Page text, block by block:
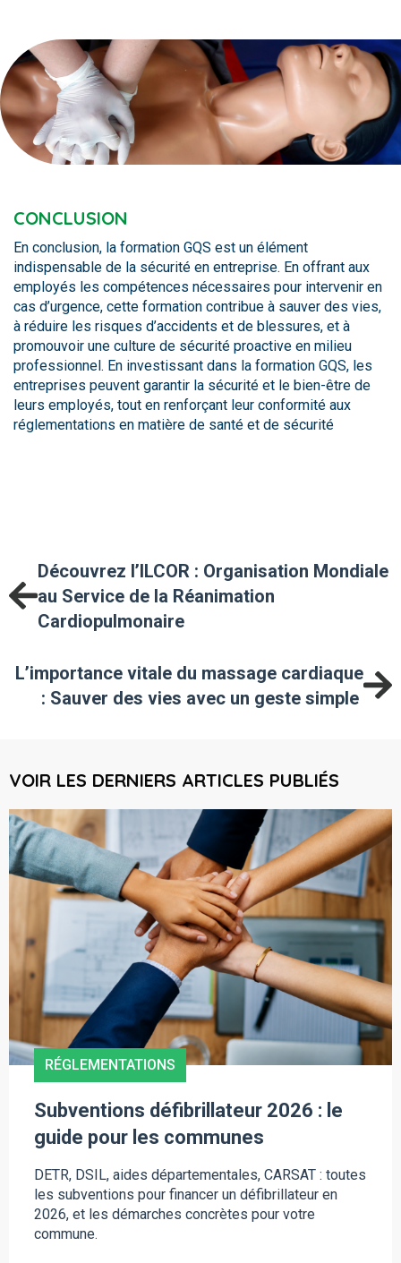
CONCLUSION
En conclusion, la formation GQS est un élément
indispensable de la sécurité en entreprise. En offrant aux
employés les compétences nécessaires pour intervenir en
cas d’urgence, cette formation contribue à sauver des vies,
à réduire les risques d’accidents et de blessures, et à
promouvoir une culture de sécurité proactive en milieu
professionnel. En investissant dans la formation GQS, les
entreprises peuvent garantir la sécurité et le bien-être de
leurs employés, tout en renforçant leur conformité aux
réglementations en matière de santé et de sécurité
Découvrez l’ILCOR : Organisation Mondiale
au Service de la Réanimation
Cardiopulmonaire
L’importance vitale du massage cardiaque
: Sauver des vies avec un geste simple
VOIR LES DERNIERS ARTICLES PUBLIÉS
RÉGLEMENTATIONS
Subventions défibrillateur 2026 : le
guide pour les communes
DETR, DSIL, aides départementales, CARSAT : toutes
les subventions pour financer un défibrillateur en
2026, et les démarches concrètes pour votre
commune.